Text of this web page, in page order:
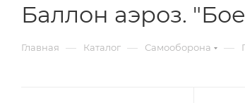
Баллон аэроз.
Главная — Каталог — Самооборона —